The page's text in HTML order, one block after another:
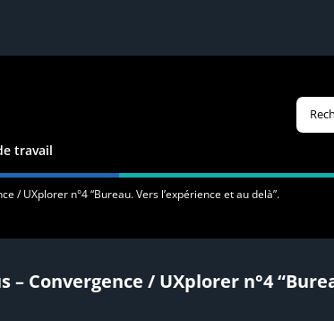
travail
/ UXplorer n°4 “Bureau. Vers l’expérience et au delà”.
– Convergence / UXplorer n°4